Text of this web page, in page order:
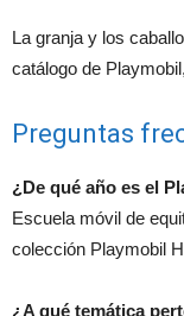
La granja y los
catálogo de
Preguntas
¿De qué año es el
Escuela móvil de
colección Playmobil
¿A qué temática